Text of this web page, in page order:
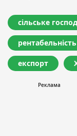
сільське
експорт